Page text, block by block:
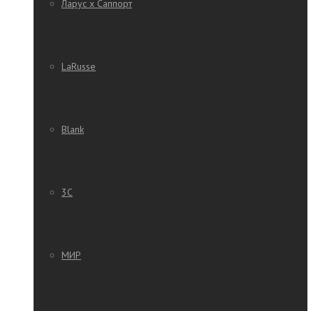
Ларус х Саппорт
LaRusse
Blank
3C
МИР